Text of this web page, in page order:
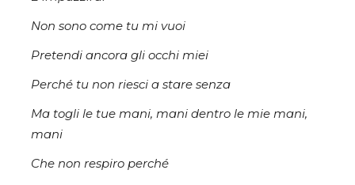
Non sono come tu mi vuoi
Pretendi ancora gli occhi miei
Perché tu non riesci a stare senza
Ma togli le tue mani, mani dentro le mie mani,
mani
Che non respiro perché